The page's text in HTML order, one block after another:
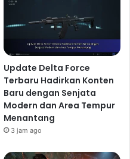
Update Delta Force
Terbaru Hadirkan Konten
Baru dengan Senjata
Modern dan Area Tempur
Menantang
3 jam ago